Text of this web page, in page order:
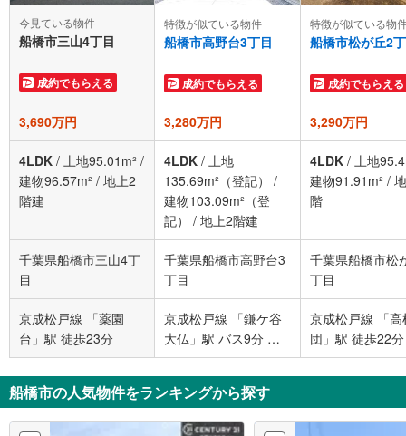
今見ている物件
船橋市三山4丁目
成約でもらえる
特徴が似ている物件
船橋市高野台3丁目
成約でもらえる
特徴が似ている物
船橋市松が丘2
成約でもらえる
3,690万円 3,280万円 3,290万円
4LDK / 土地95.01m² /
建物96.57m² / 地上2
階建
4LDK / 土地
135.69m²（登記）
/
建物103.09m²（登
記）
/ 地上2階建
4LDK / 土地
建物91.91m² /
階
千葉県船橋市三山4丁
目
千葉県船橋市高野台3
丁目
千葉県船橋市松
丁目
京成松戸線 「薬園
台」駅 徒歩23分
京成松戸線 「鎌ケ谷
大仏」駅 バス9分 高
野台さざんか公園 バ
ス停下車 徒歩3分
京成松戸線 「高
団」駅 徒歩22分
船橋市の人気物件をランキングから探す